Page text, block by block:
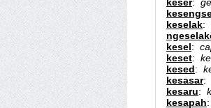
keselak:
kesel:
keset:
kesed:
kesasar:
kesaru:
kesapah: